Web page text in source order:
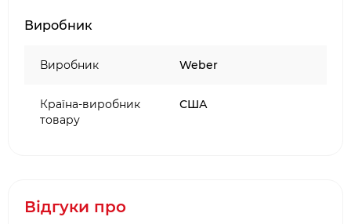
Виробник
Виробник Weber
Країна-виробник
товару
США
Відгуки про